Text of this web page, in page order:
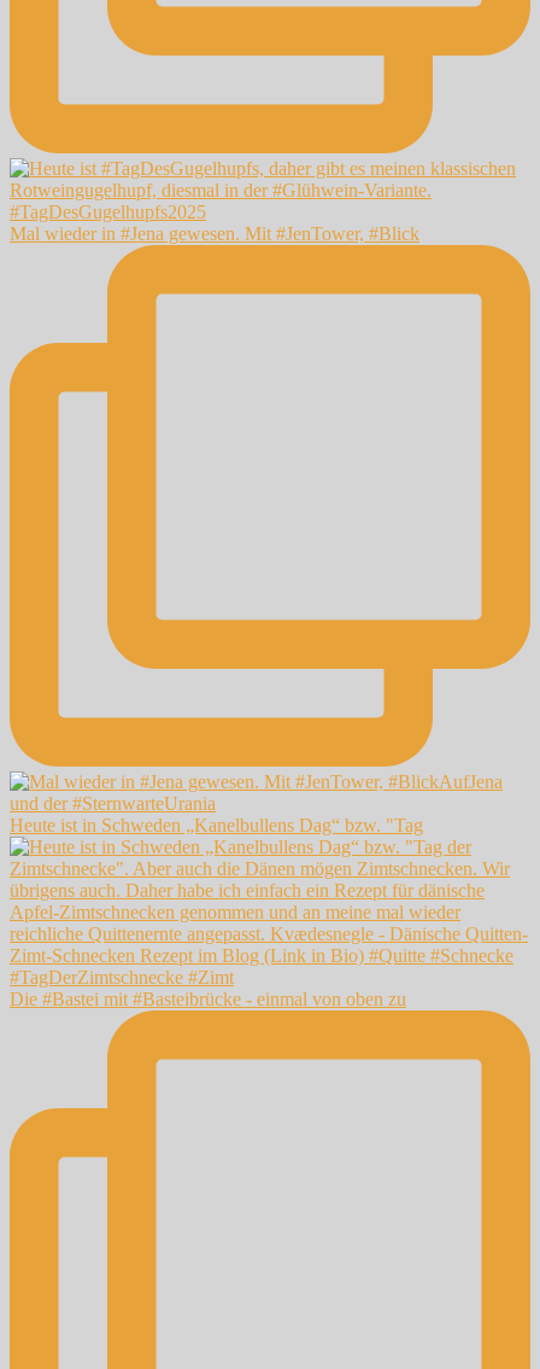
Mal wieder in #Jena gewesen. Mit #JenTower, #Blick
Heute ist in Schweden „Kanelbullens Dag“ bzw. "Tag
Die #Bastei mit #Basteibrücke - einmal von oben zu